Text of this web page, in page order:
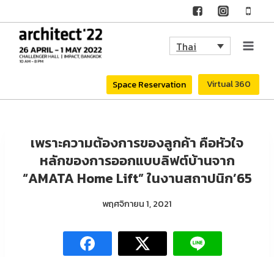
content
Thai
Space Reservation Virtual 360
เพราะความต้องการของลูกค้า คือหัวใจ
หลักของการออกแบบลิฟต์บ้านจาก
“AMATA Home Lift” ในงานสถาปนิก’65
พฤศจิกายน 1, 2021